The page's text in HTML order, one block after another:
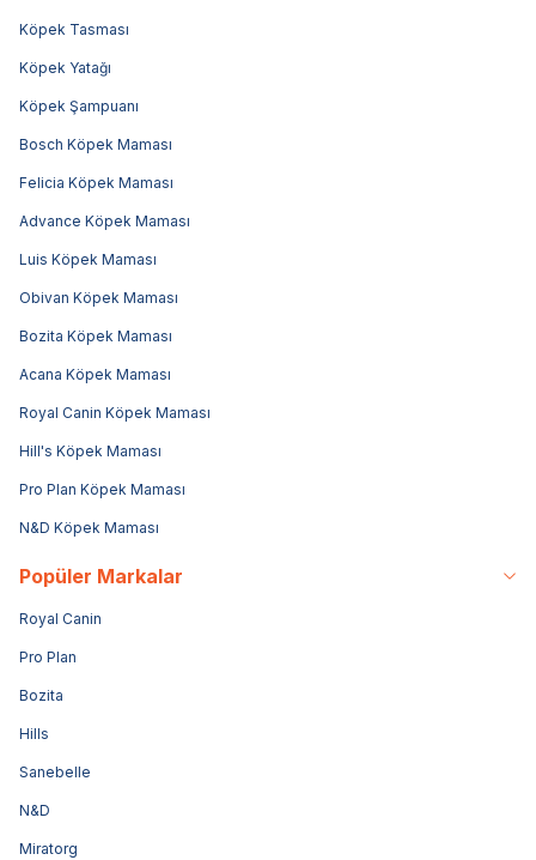
Köpek Tasması
Köpek Yatağı
Köpek Şampuanı
Bosch Köpek Maması
Felicia Köpek Maması
Advance Köpek Maması
Luis Köpek Maması
Obivan Köpek Maması
Bozita Köpek Maması
Acana Köpek Maması
Royal Canin Köpek Maması
Hill's Köpek Maması
Pro Plan Köpek Maması
N&D Köpek Maması
Popüler Markalar
Royal Canin
Pro Plan
Bozita
Hills
Sanebelle
N&D
Miratorg